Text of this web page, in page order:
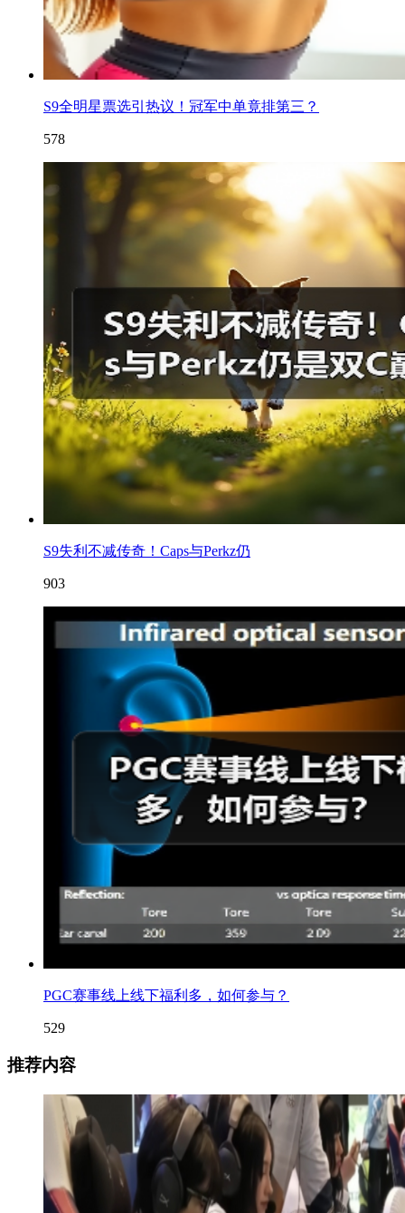
S9全明星票选引热议！冠军中单竟排第三？
578
S9失利不减传奇！Caps与Perkz仍
903
PGC赛事线上线下福利多，如何参与？
529
推荐内容